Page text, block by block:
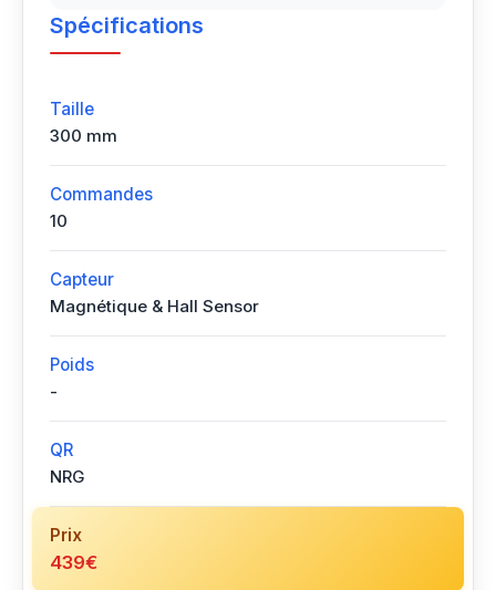
Spécifications
Taille
300 mm
Commandes
10
Capteur
Magnétique & Hall Sensor
Poids
-
QR
NRG
Prix
439€